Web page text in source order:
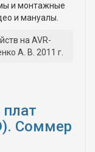
и монтажные
и мануалы.
на AVR-
А. В. 2011 г.
Соммер